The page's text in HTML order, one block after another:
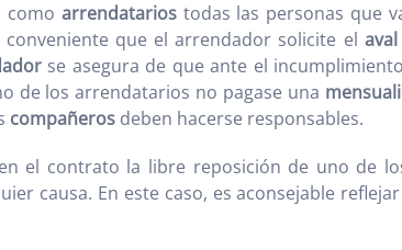
como arrendatariostodas las personas que
que el arrendador solicite el aval
se asegura de que ante el
de los arrendatarios no pagase una
compañeros deben hacerse responsables.
el contrato la libre reposición de uno de
causa. En este caso, es aconsejable